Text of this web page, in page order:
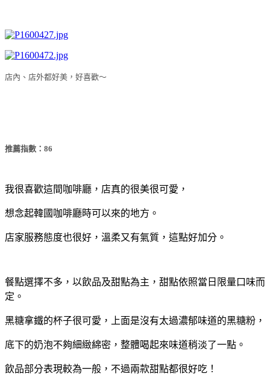
店內、店外都好美，好喜歡～
推薦指數：86
我很喜歡這間咖啡廳，店真的很美很可愛，
想念起韓國咖啡廳時可以來的地方。
店家服務態度也很好，溫柔又有氣質，這點好加分。
餐點選擇不多，以飲品及甜點為主，甜點依照當日限量口味而
定。
黑糖拿鐵的杯子很可愛，上面是沒有太過濃郁味道的黑糖粉，
底下的奶泡不夠細緻綿密，整體喝起來味道稍淡了一點。
飲品部分表現較為一般，不過兩款甜點都很好吃！